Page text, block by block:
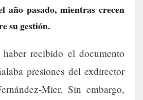
año pasado, mientras crecen
su gestión.
recibido el documento
presiones del exdirector
Mier. Sin embargo,